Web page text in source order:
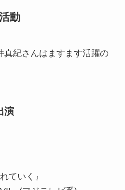
動
真紀さんはますます活躍の
演
ていく』